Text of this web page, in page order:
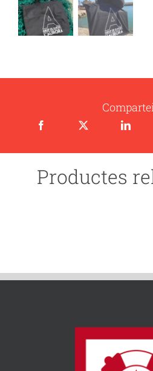
Productes